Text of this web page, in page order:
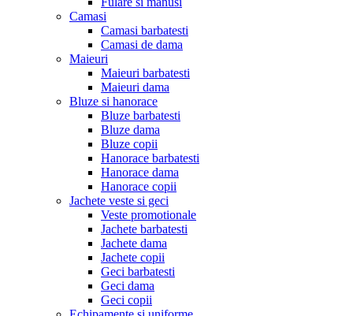
Camasi
Camasi barbatesti
Camasi de dama
Maieuri
Maieuri barbatesti
Maieuri dama
Bluze si hanorace
Bluze barbatesti
Bluze dama
Bluze copii
Hanorace barbatesti
Hanorace dama
Hanorace copii
Jachete veste si geci
Veste promotionale
Jachete barbatesti
Jachete dama
Jachete copii
Geci barbatesti
Geci dama
Geci copii